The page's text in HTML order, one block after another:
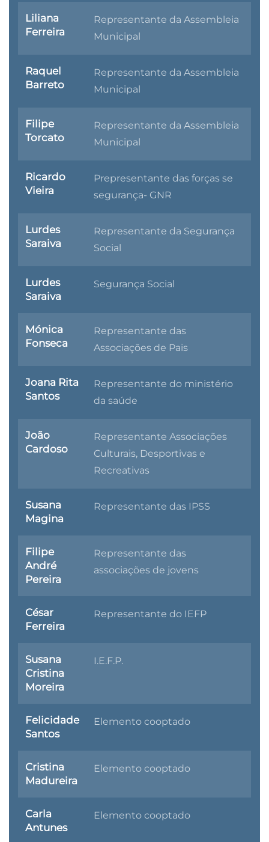
Liliana
Ferreira
Representante da Assembleia
Municipal
Raquel
Barreto
Representante da Assembleia
Municipal
Filipe
Torcato
Representante da Assembleia
Municipal
Ricardo
Vieira
Prepresentante das forças se
segurança- GNR
Lurdes
Saraiva
Representante da Segurança
Social
Lurdes
Saraiva
Segurança Social
Mónica
Fonseca
Representante das
Associações de Pais
Joana Rita
Santos
Representante do ministério
da saúde
João
Cardoso
Representante Associações
Culturais, Desportivas e
Recreativas
Susana
Magina
Representante das IPSS
Filipe
André
Pereira
Representante das
associações de jovens
César
Ferreira
Representante do IEFP
Susana
Cristina
Moreira
I.E.F.P.
Felicidade
Santos
Elemento cooptado
Cristina
Madureira
Elemento cooptado
Carla
Antunes
Elemento cooptado